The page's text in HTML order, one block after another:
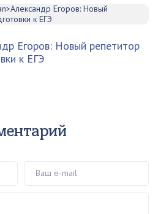
Егоров: Новый репетитор
к ЕГЭ